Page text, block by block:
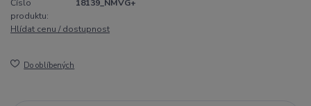
Číslo
produktu:
18139_NMVG+
Hlídat cenu / dostupnost
Do oblíbených